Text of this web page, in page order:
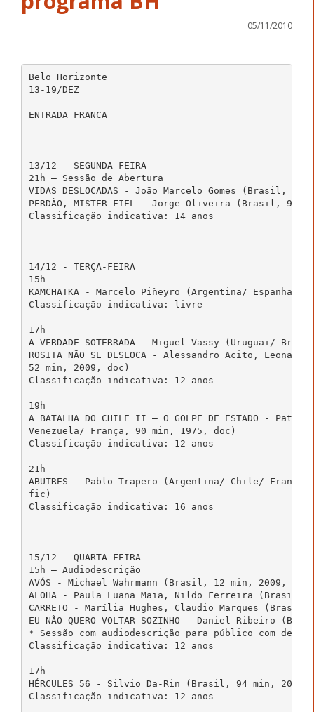
05/11/2010
Belo Horizonte
13-19/DEZ
ENTRADA FRANCA
13/12 - SEGUNDA-FEIRA
21h – Sessão de Abertura
VIDAS DESLOCADAS - João Marcelo Gomes (Brasil,
PERDÃO, MISTER FIEL - Jorge Oliveira (Brasil, 95
Classificação indicativa: 14 anos
14/12 - TERÇA-FEIRA
15h
KAMCHATKA - Marcelo Piñeyro (Argentina/
Classificação indicativa: livre
17h
A VERDADE SOTERRADA - Miguel Vassy (Uruguai/
ROSITA NÃO SE DESLOCA - Alessandro Acito,
52 min, 2009, doc)
Classificação indicativa: 12 anos
19h
A BATALHA DO CHILE II – O GOLPE DE ESTADO -
Venezuela/ França, 90 min, 1975, doc)
Classificação indicativa: 12 anos
21h
ABUTRES - Pablo Trapero (Argentina/ Chile/
fic)
Classificação indicativa: 16 anos
15/12 – QUARTA-FEIRA
15h – Audiodescrição
AVÓS - Michael Wahrmann (Brasil, 12 min, 2009, fic)
ALOHA - Paula Luana Maia, Nildo Ferreira (Brasil,
CARRETO - Marília Hughes, Claudio Marques
EU NÃO QUERO VOLTAR SOZINHO - Daniel Ribeiro
* Sessão com audiodescrição para público com
Classificação indicativa: 12 anos
17h
HÉRCULES 56 - Silvio Da-Rin (Brasil, 94 min, 2006,
Classificação indicativa: 12 anos